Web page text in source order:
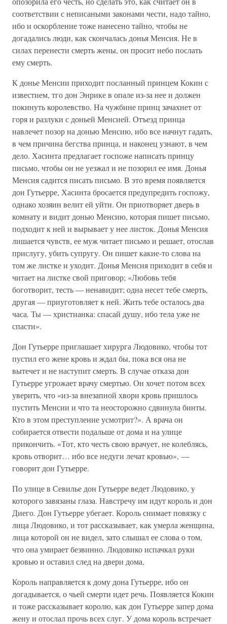
соответствии с неписаными законами чести, надо тайно,
ибо и оскорбление тоже нанесено тайно, чтобы не
догадались люди, как скончалась донья Менсия. Не в
силах перенести смерть жены, он просит небо послать
ему смерть.
К донье Менсии приходит посланный принцем Кокин с
известием, тго дон Энрике в опале из-за нее и должен
покинуть королевство. На чужбине принц зачахнет от
горя и разлуки с доньей Менсией. Отъезд принца
навлечет позор на донью Менсию, ибо все начнут гадать,
в чем причина бегства принца, и наконец узнают, в чем
дело. Хасинта предлагает госпоже написать принцу
письмо, чтобы он не уезжал и не позорил ее имя. Донья
Менсия садится писать письмо. В это время появляется
дон Гутьерре, Хасинта бросается предупредить госпожу,
однако хозяин велит ей уйти. Он приотворяет дверь в
комнату и видит донью Менсию, которая пишет письмо,
подходит к ней и вырывает у нее листок. Донья Менсия
лишается чувств, ее муж читает письмо и решает, отослав
прислугу, убить супругу. Он пишет какие-то слова на
том же листке и уходит. Донья Менсия приходит в себя и
читает на листке свой приговор; «Любовь тебя
боготворит, тесть — ненавидит; одна несет тебе смерть,
другая — приуготовляет к ней. Жить тебе осталось два
часа. Ты — христианка: спасай душу, ибо тела уже не
спасти».
Дон Гутьерре приглашает хирурга Людовико, чтобы тот
пустил его жене кровь и ждал бы, пока вся она не
вытечет и не наступит смерть. В случае отказа дон
Гутьерре угрожает врачу смертью. Он хочет потом всех
уверить, что «из-за внезапной хвори кровь пришлось
пустить Менсии и что та неосторожно сдвинула бинты.
Кто в этом преступление усмотрит?». А врача он
собирается отвести подальше от дома и на улице
прикончить. «Тот, кто честь свою врачует, не колеблясь,
кровь отворит… ибо все недуги лечат кровью», —
говорит дон Гутьерре.
По улице в Севилье дон Гутьерре ведет Людовико, у
которого завязаны глаза. Навстречу им идут король и дон
Диего. Дон Гутьерре убегает. Король снимает повязку с
лица Людовико, и тот рассказывает, как умерла женщина,
лица которой он не видел, зато слышал ее слова о том,
что она умирает безвинно. Людовико испачкал руки
кровью и оставил след на двери дома,
Король направляется к дому дона Гутьерре, ибо он
догадывается, о чьей смерти идет речь. Появляется Кокин
и тоже рассказывает королю, как дон Гутьерре запер дома
жену и отослал прочь всех слуг. У дома король встречает